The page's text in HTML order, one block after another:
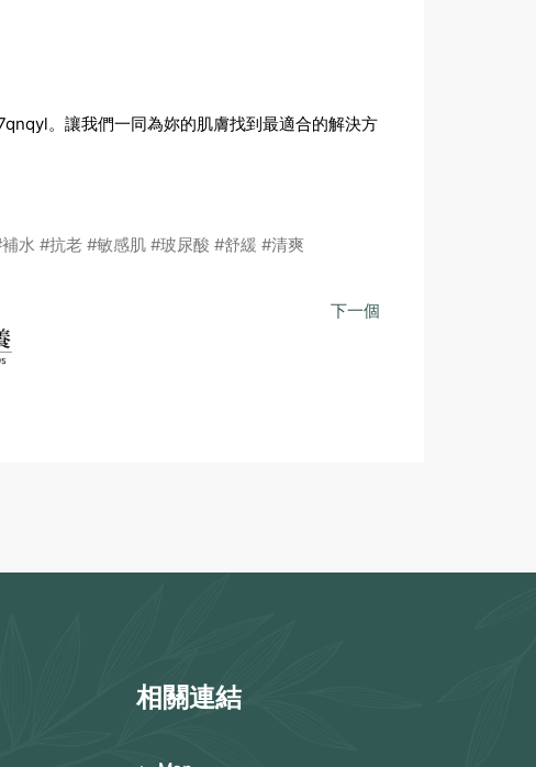
。讓我們一同為妳的肌膚找到最適合的解決方
水 #抗老 #敏感肌 #玻尿酸 #舒緩 #清爽
下一個
相關連結